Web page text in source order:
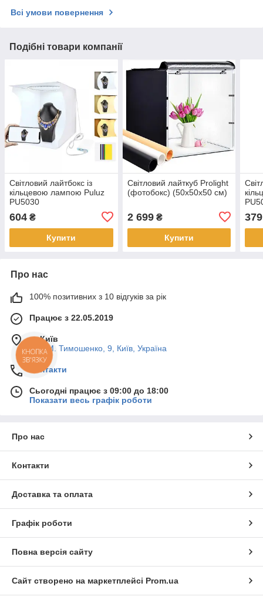
Всі умови повернення
Подібні товари компанії
Світловий лайтбокс із
кільцевою лампою Puluz
PU5030
604 ₴
Купити
Світловий лайткуб Prolight
(фотобокс) (50х50х50 см)
2 699₴
Купити
379
Про нас
100% позитивних з 10 відгуків за рік
Працює з 22.05.2019
м. Київ
вул. М. Тимошенко, 9, Київ, Україна
Контакти
Сьогодні працює з 09:00 до 18:00
Показати весь графік роботи
Про нас
Контакти
Доставка та оплата
Графік роботи
Повна версія сайту
Сайт створено на маркетплейсі Prom.ua
КНОПКА
ЗВ'ЯЗКУ